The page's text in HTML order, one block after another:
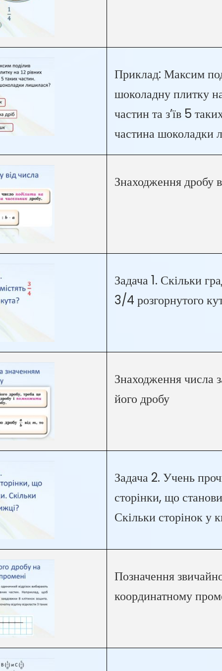
Приклад: Максим
шоколадну плитку
частин та з’їв 5
частина шоколадки
Знаходження дробу
Задача 1. Скільки
3/4 розгорнутого
Знаходження числа
його дробу
Задача 2. Учень
сторінки, що
Скільки сторінок у
Позначення
координатному